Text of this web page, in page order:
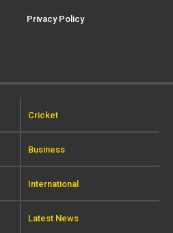
Privacy Policy
Cricket
Business
International
Latest News